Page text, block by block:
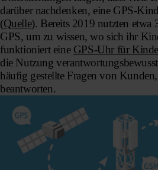
darüber nachdenken, eine GPS-
(Quelle). Bereits 2019 nutzten etwa
GPS, um zu wissen, wo sich ihr
funktioniert eine GPS-Uhr für
die Nutzung
häufig gestellte Fragen von
beantworten.